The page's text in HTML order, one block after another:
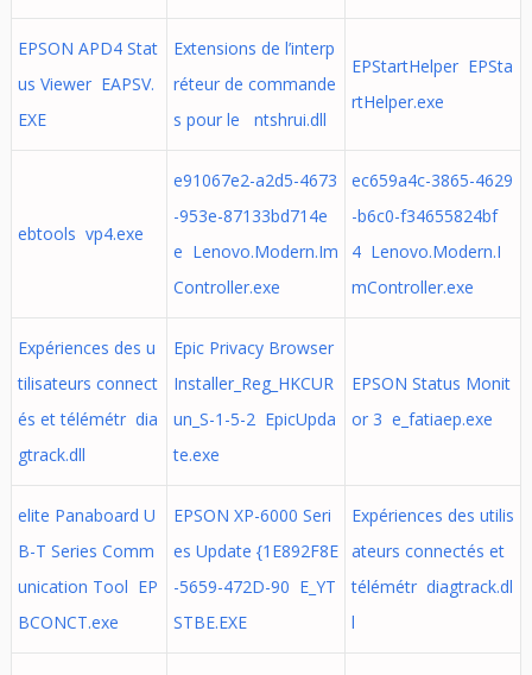
EPSON APD4 Stat
us Viewer EAPSV.
EXE
Extensions de l’interp
réteur de commande
s pour le ntshrui.dll
EPStartHelper EPSta
rtHelper.exe
ebtools vp4.exe
e91067e2-a2d5-4673
-953e-87133bd714e
e Lenovo.Modern.Im
Controller.exe
ec659a4c-3865-4629
-b6c0-f34655824bf
4 Lenovo.Modern.I
mController.exe
Expériences des u
tilisateurs connect
és et télémétr dia
gtrack.dll
Epic Privacy Browser
Installer_Reg_HKCUR
un_S-1-5-2 EpicUpda
te.exe
EPSON Status Monit
or 3 e_fatiaep.exe
elite Panaboard U
B-T Series Comm
unication Tool EP
BCONCT.exe
EPSON XP-6000 Seri
es Update {1E892F8E
-5659-472D-90 E_YT
STBE.EXE
Expériences des utilis
ateurs connectés et
télémétr diagtrack.dl
l